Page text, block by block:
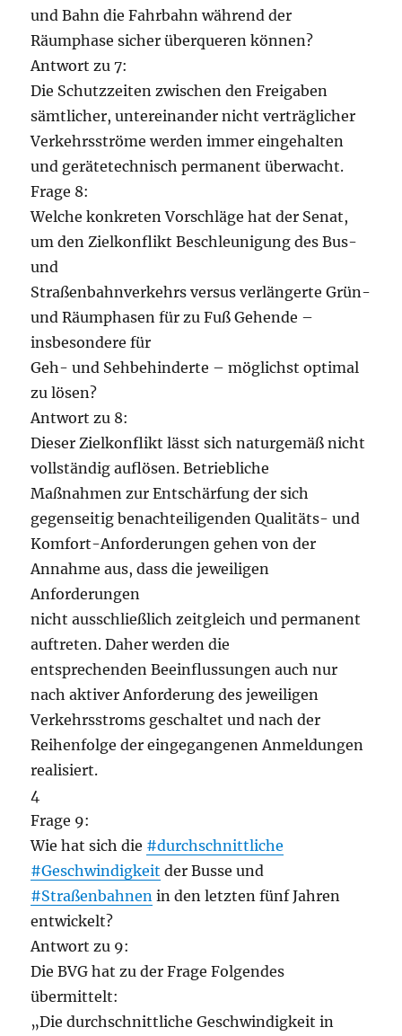
und Bahn die Fahrbahn während der
Räumphase sicher überqueren können?
Antwort zu 7:
Die Schutzzeiten zwischen den Freigaben
sämtlicher, untereinander nicht verträglicher
Verkehrsströme werden immer eingehalten
und gerätetechnisch permanent überwacht.
Frage 8:
Welche konkreten Vorschläge hat der Senat,
um den Zielkonflikt Beschleunigung des Bus-
und
Straßenbahnverkehrs versus verlängerte Grün-
und Räumphasen für zu Fuß Gehende –
insbesondere für
Geh- und Sehbehinderte – möglichst optimal
zu lösen?
Antwort zu 8:
Dieser Zielkonflikt lässt sich naturgemäß nicht
vollständig auflösen. Betriebliche
Maßnahmen zur Entschärfung der sich
gegenseitig benachteiligenden Qualitäts- und
Komfort-Anforderungen gehen von der
Annahme aus, dass die jeweiligen
Anforderungen
nicht ausschließlich zeitgleich und permanent
auftreten. Daher werden die
entsprechenden Beeinflussungen auch nur
nach aktiver Anforderung des jeweiligen
Verkehrsstroms geschaltet und nach der
Reihenfolge der eingegangenen Anmeldungen
realisiert.
4
Frage 9:
Wie hat sich die #durchschnittliche
#Geschwindigkeit der Busse und
#Straßenbahnen in den letzten fünf Jahren
entwickelt?
Antwort zu 9:
Die BVG hat zu der Frage Folgendes
übermittelt:
„Die durchschnittliche Geschwindigkeit in